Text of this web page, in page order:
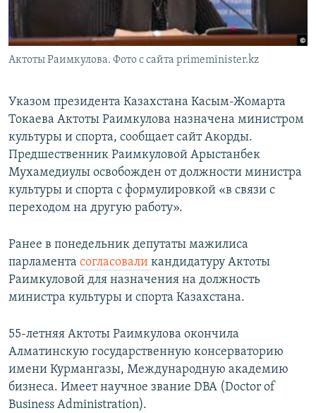
Актоты Раимкулова. Фото с сайта primeminister.kz
Указом президента Казахстана Касым-Жомарта
Токаева Актоты Раимкулова назначена министром
культуры и спорта, сообщает сайт Акорды.
Предшественник Раимкуловой Арыстанбек
Мухамедиулы освобожден от должности министра
культуры и спорта с формулировкой «в связи с
переходом на другую работу».
Ранее в понедельник депутаты мажилиса
парламента согласовали кандидатуру Актоты
Раимкуловой для назначения на должность
министра культуры и спорта Казахстана.
55-летняя Актоты Раимкулова окончила
Алматинскую государственную консерваторию
имени Курмангазы, Международную академию
бизнеса. Имеет научное звание DBA (Doctor of
Business Administration).